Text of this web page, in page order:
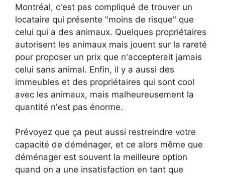
Montréal, c'est pas compliqué de trouver un
locataire qui présente "moins de risque" que
celui qui a des animaux. Quelques propriétaires
autorisent les animaux mais jouent sur la rareté
pour proposer un prix que n'accepterait jamais
celui sans animal. Enfin, il y a aussi des
immeubles et des propriétaires qui sont cool
avec les animaux, mais malheureusement la
quantité n'est pas énorme.
Prévoyez que ça peut aussi restreindre votre
capacité de déménager, et ce alors même que
déménager est souvent la meilleure option
quand on a une insatisfaction en tant que